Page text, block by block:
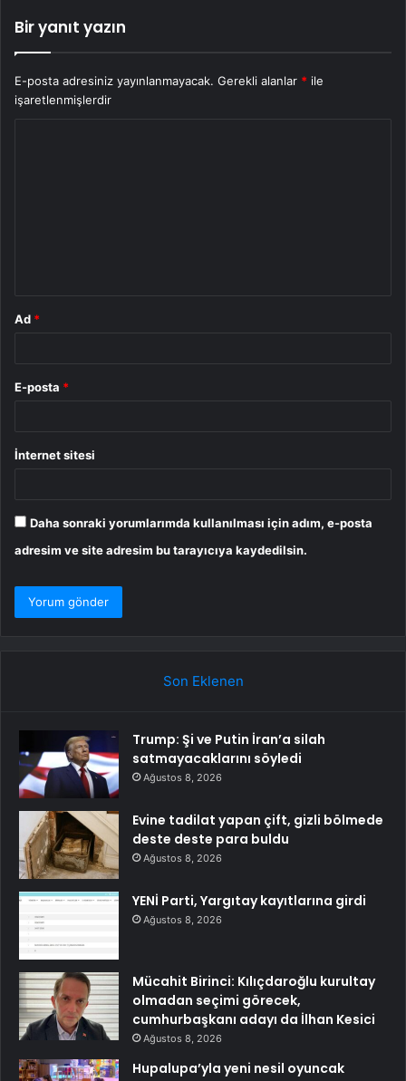
Bir yanıt yazın
E-posta adresiniz yayınlanmayacak. Gerekli alanlar * ile
işaretlenmişlerdir
Ad *
E-posta *
İnternet sitesi
Daha sonraki yorumlarımda kullanılması için adım, e-posta
adresim ve site adresim bu tarayıcıya kaydedilsin.
Son Eklenen
Trump: Şi ve Putin İran’a silah
satmayacaklarını söyledi
Ağustos 8, 2026
Evine tadilat yapan çift, gizli bölmede
deste deste para buldu
Ağustos 8, 2026
YENİ Parti, Yargıtay kayıtlarına girdi
Ağustos 8, 2026
Mücahit Birinci: Kılıçdaroğlu kurultay
olmadan seçimi görecek,
cumhurbaşkanı adayı da İlhan Kesici
Ağustos 8, 2026
Hupalupa’yla yeni nesil oyuncak